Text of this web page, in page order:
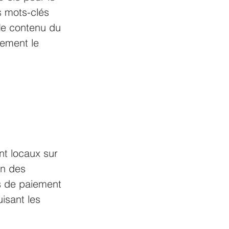
mots-clés
contenu du
le
locaux sur
des
de paiement
les